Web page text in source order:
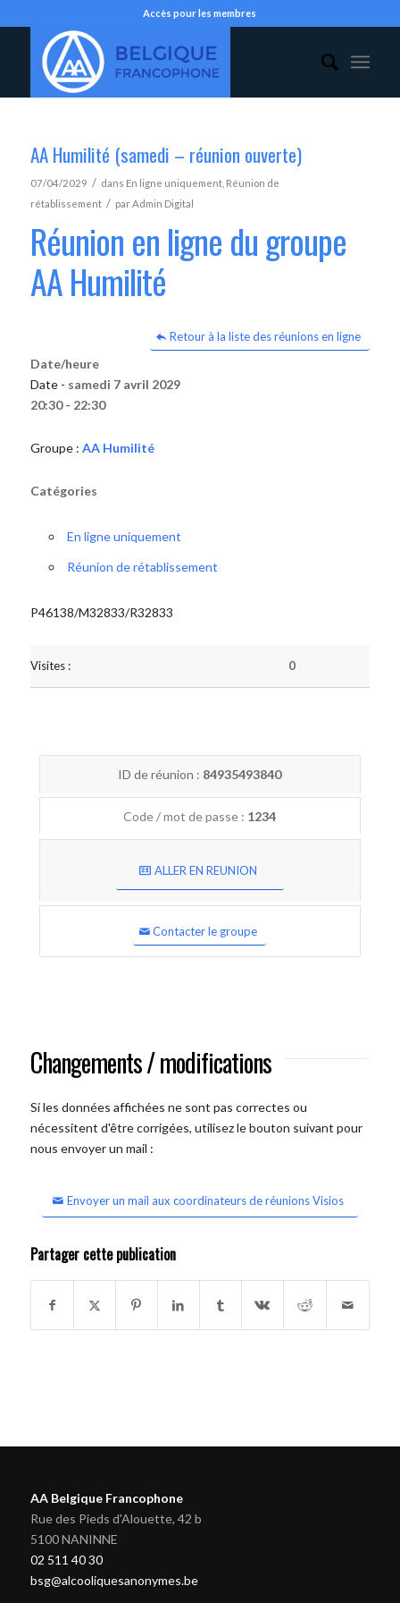
Accès pour les membres
AA Humilité (samedi – réunion ouverte)
07/04/2029 / dans En ligne uniquement, Réunion de
rétablissement / parAdmin Digital
Réunion en ligne du groupe
AA Humilité
Retour à la liste des réunions en ligne
Date/heure
Date - samedi 7 avril 2029
20:30 - 22:30
Groupe : AA Humilité
Catégories
En ligne uniquement
Réunion de rétablissement
P46138/M32833/R32833
Visites : 0
ID de réunion : 84935493840
Code / mot de passe : 1234
ALLER EN REUNION
Contacter le groupe
Changements / modifications
Si les données affichées ne sont pas correctes ou
nécessitent d'être corrigées, utilisez le bouton suivant pour
nous envoyer un mail :
Envoyer un mail aux coordinateurs de réunions Visios
Partager cette publication
AA Belgique Francophone
Rue des Pieds d'Alouette, 42 b
5100 NANINNE
02 511 40 30
bsg@alcooliquesanonymes.be